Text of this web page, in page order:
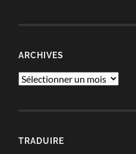
ARCHIVES
Archives
TRADUIRE